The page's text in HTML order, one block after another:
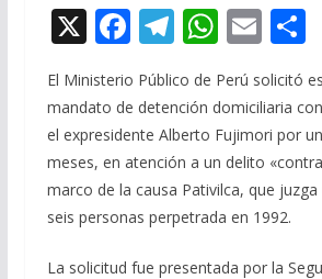
X F
ac
e
b
o
o
k
T
el
e
gr
a
m
W
at
s
A
p
p
E
m
ai
l
C
p
El Ministerio Público de Perú solicitó
mandato de detención domiciliaria
el expresidente Alberto Fujimori por
meses, en atención a un delito
marco de la causa Pativilca, que
seis personas perpetrada en 1992.
La solicitud fue presentada por la